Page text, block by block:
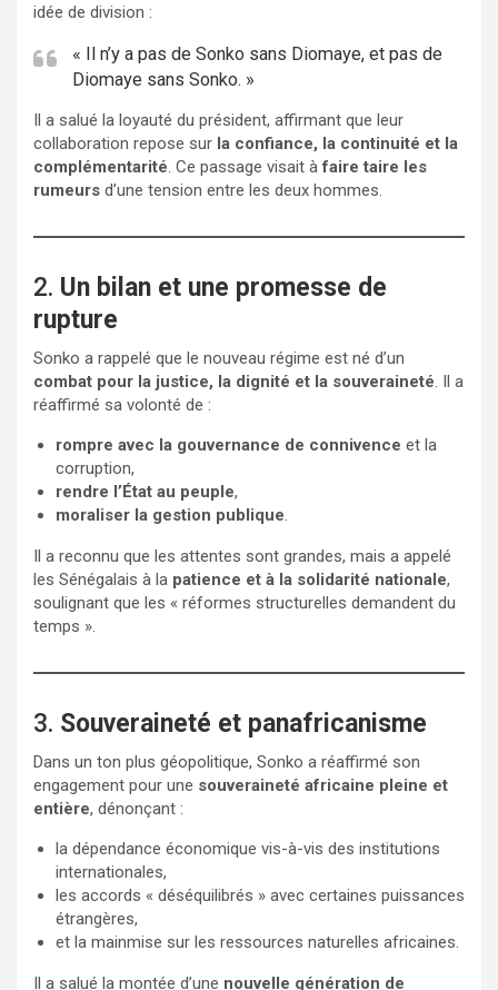
idée de division :
« Il n’y a pas de Sonko sans Diomaye, et pas de
Diomaye sans Sonko. »
Il a salué la loyauté du président, affirmant que leur
collaboration repose sur la confiance, la continuité et la
complémentarité. Ce passage visait àfaire taire les
rumeurs d’une tension entre les deux hommes.
2. Un bilan et une promesse de
rupture
Sonko a rappelé que le nouveau régime est né d’un
combat pour la justice, la dignité et la souveraineté. Il a
réaffirmé sa volonté de :
rompre avec la gouvernance de connivence et la
corruption,
rendre l’État au peuple,
moraliser la gestion publique.
Il a reconnu que les attentes sont grandes, mais a appelé
les Sénégalais à la patience et à la solidarité nationale,
soulignant que les « réformes structurelles demandent du
temps ».
3. Souveraineté et panafricanisme
Dans un ton plus géopolitique, Sonko a réaffirmé son
engagement pour une souveraineté africaine pleine et
entière, dénonçant :
la dépendance économique vis-à-vis des institutions
internationales,
les accords « déséquilibrés » avec certaines puissances
étrangères,
et la mainmise sur les ressources naturelles africaines.
Il a salué la montée d’une nouvelle génération de